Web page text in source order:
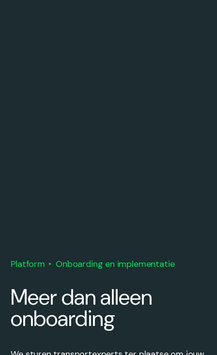
Platform Onboarding en implementatie
Meer dan alleen
onboarding